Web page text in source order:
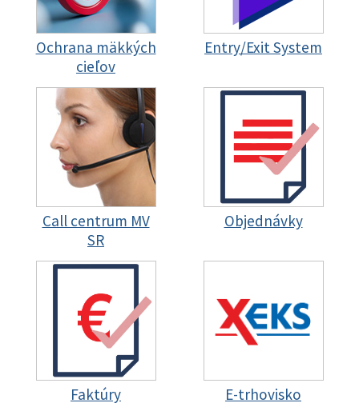
Ochrana mäkkých
cieľov
Entry/Exit System
Call centrum MV
SR
Objednávky
Faktúry E-trhovisko